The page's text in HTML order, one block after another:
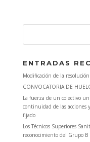
ENTRADAS
Modificación de la
CONVOCATORIA DE
La fuerza de un colectivo
continuidad de las acciones
fijado
Los Técnicos Superiores
reconocimiento del Grupo B